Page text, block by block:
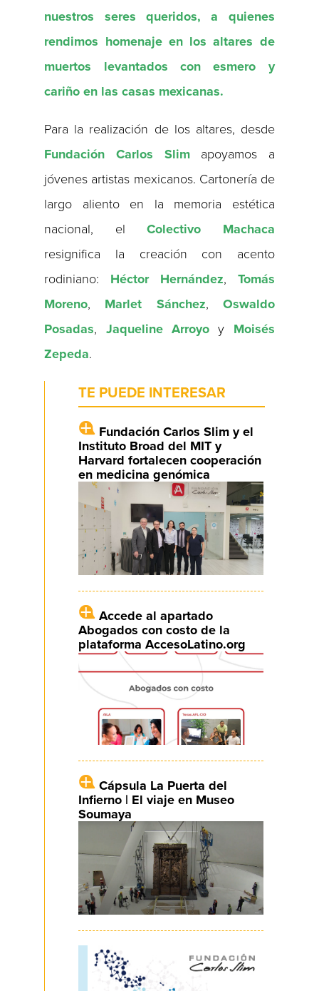
nuestros seres queridos, a quienes
rendimos homenaje en los altares de
muertos levantados con esmero y
cariño en las casas mexicanas.
Para la realización de los altares, desde
Fundación Carlos Slimapoyamos a
jóvenes artistas mexicanos. Cartonería de
largo aliento en la memoria estética
nacional, elColectivo Machaca
resignifica la creación con acento
rodiniano: Héctor Hernández, Tomás
Moreno, Marlet Sánchez, Oswaldo
Posadas, Jaqueline Arroyo y Moisés
Zepeda.
TE PUEDE INTERESAR
Fundación Carlos Slim y el
Instituto Broad del MIT y
Harvard fortalecen cooperación
en medicina genómica
Accede al apartado
Abogados con costo de la
plataforma AccesoLatino.org
Cápsula La Puerta del
Infierno | El viaje en Museo
Soumaya